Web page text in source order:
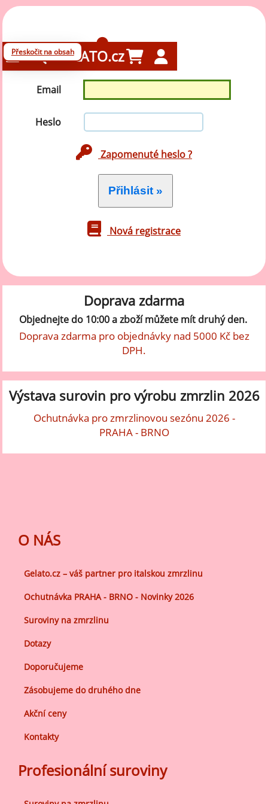
Přeskočit na obsahGELATO.czPřihlášení
Email
Heslo
Zapomenuté heslo ?
Nová registrace
Doprava zdarma
Objednejte do 10:00 a zboží můžete mít druhý den.
Doprava zdarma pro objednávky nad 5000 Kč bez
DPH.
Výstava surovin pro výrobu zmrzlin 2026
Ochutnávka pro zmrzlinovou sezónu 2026 -
PRAHA - BRNO
O NÁS
Gelato.cz – váš partner pro italskou zmrzlinu
Ochutnávka PRAHA - BRNO - Novinky 2026
Suroviny na zmrzlinu
Dotazy
Doporučujeme
Zásobujeme do druhého dne
Akční ceny
Kontakty
Profesionální suroviny